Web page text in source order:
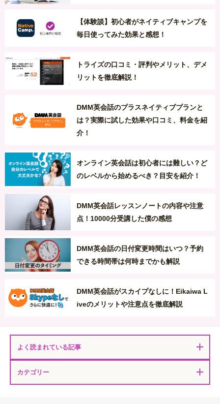
【体験談】初心者がネイティブキャンプを
毎日使ってみた効果と感想！
トライズの口コミ・評判やメリット、デメ
リットを徹底解説！
DMM英会話のプラスネイティブプランと
は？実際に試した効果や口コミ、料金を紹
介！
オンライン英会話は初心者には難しい？ど
のレベルから始めるべき？目安を紹介！
DMM英会話レッスンノートの内容や注意
点！10000分受講した僕の感想
DMM英会話の日付変更時間はいつ？予約
できる時間帯は何時までかも解説
DMM英会話がスカイプなしに！Eikaiwa L
iveのメリットや注意点を徹底解説
よく読まれている記事
カテゴリー